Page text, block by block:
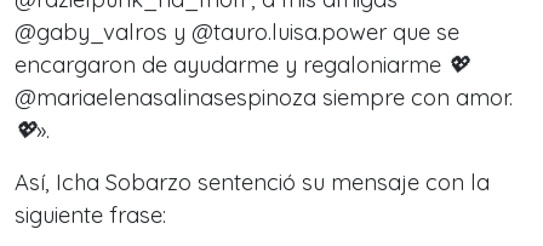
@gaby_valros y @tauro.luisa.power que se
encargaron de ayudarme y regaloniarme 💖
@mariaelenasalinasespinoza siempre con amor.
💖».
Así, Icha Sobarzo sentenció su mensaje con la
siguiente frase: